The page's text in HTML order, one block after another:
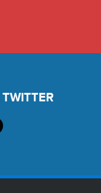
TWITTER